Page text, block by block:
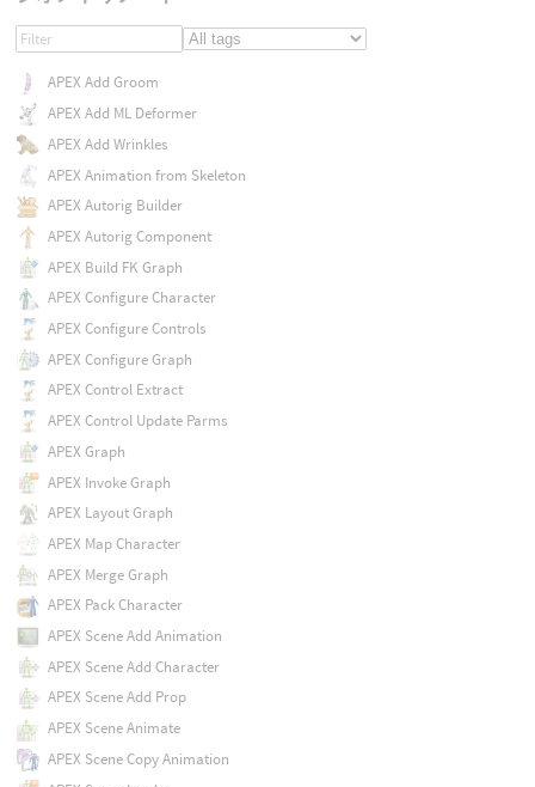
APEX Add Groom
APEX Add ML Deformer
APEX Add Wrinkles
APEX Animation from Skeleton
APEX Autorig Builder
APEX Autorig Component
APEX Build FK Graph
APEX Configure Character
APEX Configure Controls
APEX Configure Graph
APEX Control Extract
APEX Control Update Parms
APEX Graph
APEX Invoke Graph
APEX Layout Graph
APEX Map Character
APEX Merge Graph
APEX Pack Character
APEX Scene Add Animation
APEX Scene Add Character
APEX Scene Add Prop
APEX Scene Animate
APEX Scene Copy Animation